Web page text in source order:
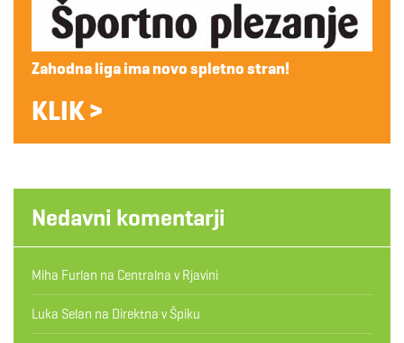
Zahodna liga ima novo spletno stran!
KLIK >
Nedavni komentarji
Miha Furlan na Centralna v Rjavini
Luka Selan na Direktna v Špiku